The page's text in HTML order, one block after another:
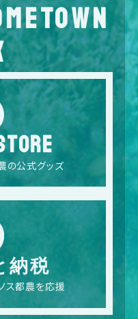
の公式グッズ
納税
ス都農を応援